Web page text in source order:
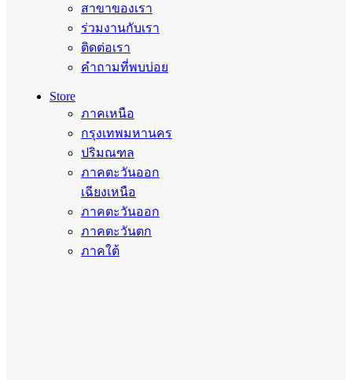
สาขาของเรา
ร่วมงานกับเรา
ติดต่อเรา
คำถามที่พบบ่อย
Store
ภาคเหนือ
กรุงเทพมหานคร
ปริมณฑล
ภาคตะวันออก
เฉียงเหนือ
ภาคตะวันออก
ภาคตะวันตก
ภาคใต้